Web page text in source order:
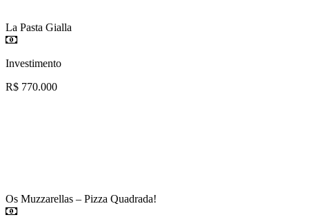
La Pasta Gialla
Investimento
R$ 770.000
Os Muzzarellas – Pizza Quadrada!